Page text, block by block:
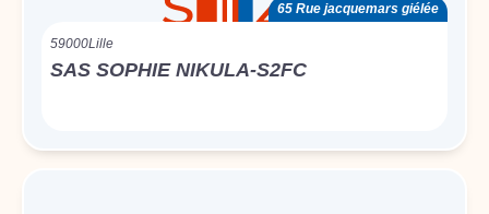
65 Rue jacquemars giélée
59000Lille
SAS SOPHIE NIKULA-S2FC